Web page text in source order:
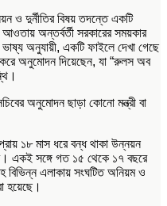
ও দুর্নীতির বিষয় তদন্তে একটি
অন্তর্বর্তী সরকারের সময়কার
অনুযায়ী, একটি ফাইলে দেখা গেছে
করে অনুমোদন দিয়েছেন, যা “রুলস অব
অনুমোদন ছাড়া কোনো মন্ত্রী বা
১৮ মাস ধরে বন্ধ থাকা উন্নয়ন
একই সঙ্গে গত ১৫ থেকে ১৭ বছরে
বিভিন্ন এলাকায় সংঘটিত অনিয়ম ও
হয়েছে।